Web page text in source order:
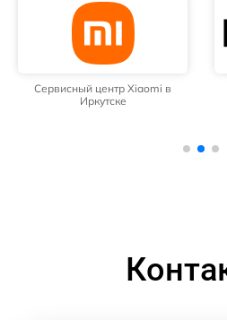
Сервисный центр Xiaomi в
Иркутске